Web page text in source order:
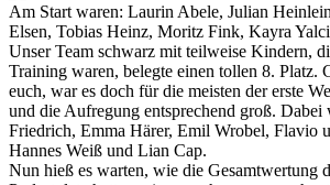
Am Start waren: Laurin Abele, Julian
Elsen, Tobias Heinz, Moritz Fink, Kayra
Unser Team schwarz mit teilweise Kindern,
Training waren, belegte einen tollen 8. Platz.
euch, war es doch für die meisten der erste
und die Aufregung entsprechend groß. Dabei
Friedrich, Emma Härer, Emil Wrobel, Flavio
Hannes Weiß und Lian Cap.
Nun hieß es warten, wie die Gesamtwertung